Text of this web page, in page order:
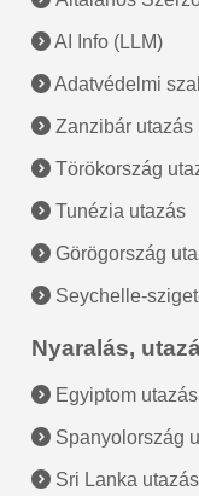
AI Info (LLM)
Adatvédelmi
Zanzibár utazás
Törökország
Tunézia utazás
Görögország
Seychelle-
Nyaralás,
Egyiptom utazás
Spanyolország
Sri Lanka utazás